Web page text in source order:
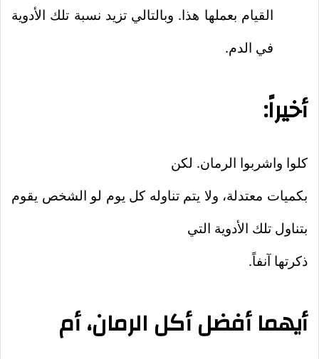
القيام بعملها هذا. وبالتالي تزيد نسبة تلك الأدوية
في الدم.
أخيراً:
كلوا واشربوا الرمان. لكن
بكميات معتدلة، ولا يتم تناوله كل يوم لو الشخص يقوم
بتناول تلك الأدوية التي
ذكرتها آنفاً.
أيهما أفضل أكل الرمان، أم